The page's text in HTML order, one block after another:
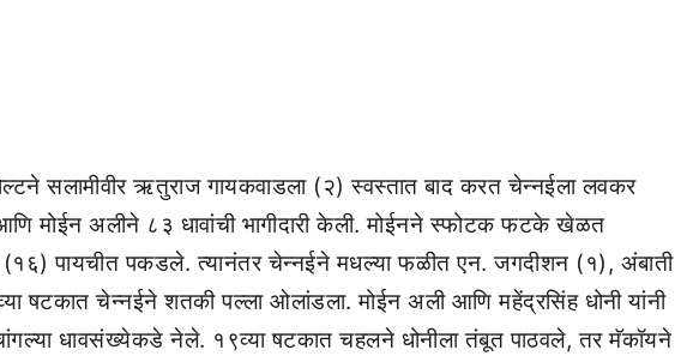
सलामीवीर ऋतुराज गायकवाडला (२) स्वस्तात बाद करत चेन्नईला लवकर
मोईन अलीने ८३ धावांची भागीदारी केली. मोईनने स्फोटक फटके खेळत
पायचीत पकडले. त्यानंतर चेन्नईने मधल्या फळीत एन. जगदीशन (१), अंबाती
षटकात चेन्नईने शतकी पल्ला ओलांडला. मोईन अली आणि महेंद्रसिंह धोनी यांनी
धावसंख्येकडे नेले. १९व्या षटकात चहलने धोनीला तंबूत पाठवले, तर मॅकॉयने